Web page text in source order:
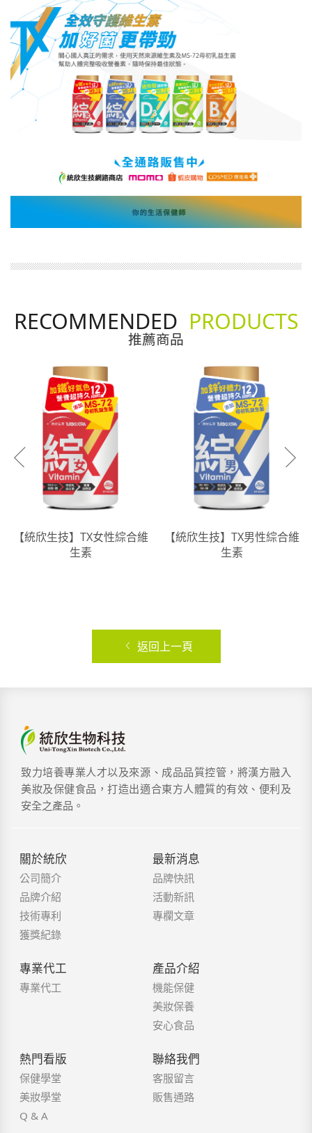
RECOMMENDED PRODUCTS
推薦商品
【統欣生技】TX女性綜合維
生素
【統欣生技】TX男性綜合維
生素
返回上一頁
致力培養專業人才以及來源、成品品質控管，將漢方融入
美妝及保健食品，打造出適合東方人體質的有效、便利及
安全之產品。
關於統欣
公司簡介
品牌介紹
技術專利
獲獎紀錄
最新消息
品牌快訊
活動新訊
專欄文章
專業代工
專業代工
產品介紹
機能保健
美妝保養
安心食品
熱門看版
保健學堂
美妝學堂
Q & A
聯絡我們
客服留言
販售通路